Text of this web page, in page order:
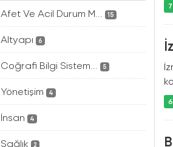
Afet Ve Acil Durum M... 15
Altyapı 6
Coğrafi Bilgi Sistem... 5
Yönetişim 4
İnsan 4
Sağlık 2